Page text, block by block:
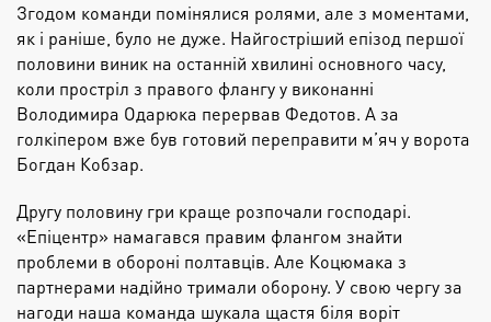
Згодом команди помінялися ролями, але з моментами,
як і раніше, було не дуже. Найгостріший епізод першої
половини виник на останній хвилині основного часу,
коли простріл з правого флангу у виконанні
Володимира Одарюка перервав Федотов. А за
голкіпером вже був готовий переправити м’яч у ворота
Богдан Кобзар.
Другу половину гри краще розпочали господарі.
«Епіцентр» намагався правим флангом знайти
проблеми в обороні полтавців. Але Коцюмака з
партнерами надійно тримали оборону. У свою чергу за
нагоди наша команда шукала щастя біля воріт